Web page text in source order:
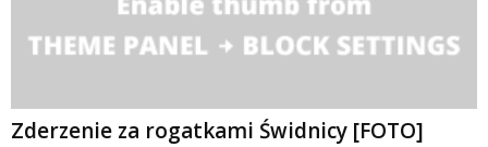
Zderzenie za rogatkami Świdnicy [FOTO]